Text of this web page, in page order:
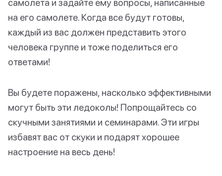
самолета и задайте ему вопросы, написанные
на его самолете. Когда все будут готовы,
каждый из вас должен представить этого
человека группе и тоже поделиться его
ответами!
Вы будете поражены, насколько эффективными
могут быть эти ледоколы! Попрощайтесь со
скучными занятиями и семинарами. Эти игры
избавят вас от скуки и подарят хорошее
настроение на весь день!